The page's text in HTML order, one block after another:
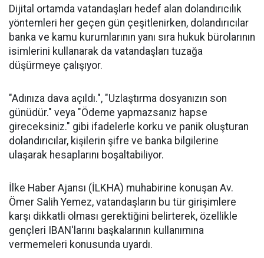
Dijital ortamda vatandaşları hedef alan dolandırıcılık
yöntemleri her geçen gün çeşitlenirken, dolandırıcılar
banka ve kamu kurumlarının yanı sıra hukuk bürolarının
isimlerini kullanarak da vatandaşları tuzağa
düşürmeye çalışıyor.
"Adınıza dava açıldı.", "Uzlaştırma dosyanızın son
günüdür." veya "Ödeme yapmazsanız hapse
gireceksiniz." gibi ifadelerle korku ve panik oluşturan
dolandırıcılar, kişilerin şifre ve banka bilgilerine
ulaşarak hesaplarını boşaltabiliyor.
İlke Haber Ajansı (İLKHA) muhabirine konuşan Av.
Ömer Salih Yemez, vatandaşların bu tür girişimlere
karşı dikkatli olması gerektiğini belirterek, özellikle
gençleri IBAN'larını başkalarının kullanımına
vermemeleri konusunda uyardı.